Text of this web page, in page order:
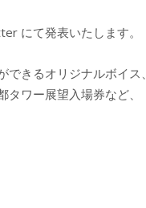
にて発表いたします。
きるオリジナルボイス、
ワー展望入場券など、